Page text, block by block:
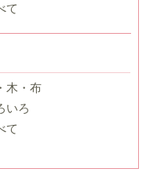
て
木・布
いろ
て